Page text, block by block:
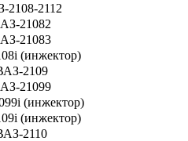
2108-2112
21082
21083
(инжектор)
2109
21099
(инжектор)
(инжектор)
2110